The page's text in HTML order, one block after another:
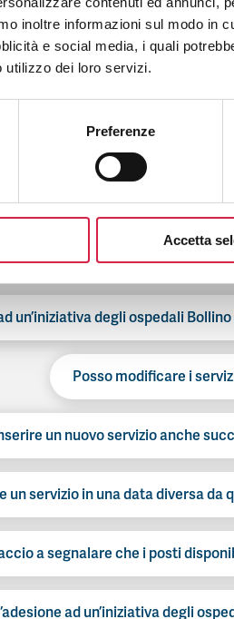
inoltre informazioni sul modo in
e social media, i quali
utilizzo dei loro servizi.
Preferenze
Accetta
di
FAQ per gli
Come aderire alle
un’iniziativa degli ospedali
Posso modificare i
un nuovo servizio anche
un servizio in una data diversa da
a segnalare che i posti
ad un’iniziativa degli